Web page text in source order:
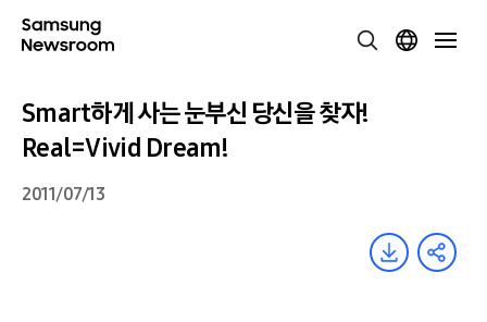
Smart하게 사는 눈부신 당신을 찾자!
Real=Vivid Dream!
2011/07/13